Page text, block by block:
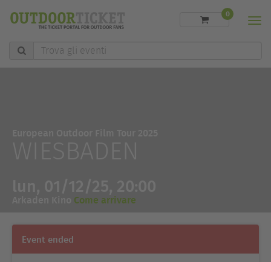
Trova
0
Come arrivare
Event ended